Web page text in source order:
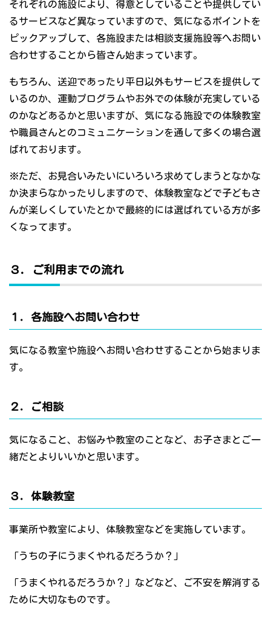
それぞれの施設により、得意としていることや提供してい
るサービスなど異なっていますので、気になるポイントを
ピックアップして、各施設または相談支援施設等へお問い
合わせすることから皆さん始まっています。
もちろん、送迎であったり平日以外もサービスを提供して
いるのか、運動プログラムやお外での体験が充実している
のかなどあるかと思いますが、気になる施設での体験教室
や職員さんとのコミュニケーションを通して多くの場合選
ばれております。
※ただ、お見合いみたいにいろいろ求めてしまうとなかな
か決まらなかったりしますので、体験教室などで子どもさ
んが楽しくしていたとかで最終的には選ばれている方が多
くなってます。
３．ご利用までの流れ
１．各施設へお問い合わせ
気になる教室や施設へお問い合わせすることから始まりま
す。
２．ご相談
気になること、お悩みや教室のことなど、お子さまとご一
緒だとよりいいかと思います。
３．体験教室
事業所や教室により、体験教室などを実施しています。
「うちの子にうまくやれるだろうか？」
「うまくやれるだろうか？」などなど、ご不安を解消する
ために大切なものです。